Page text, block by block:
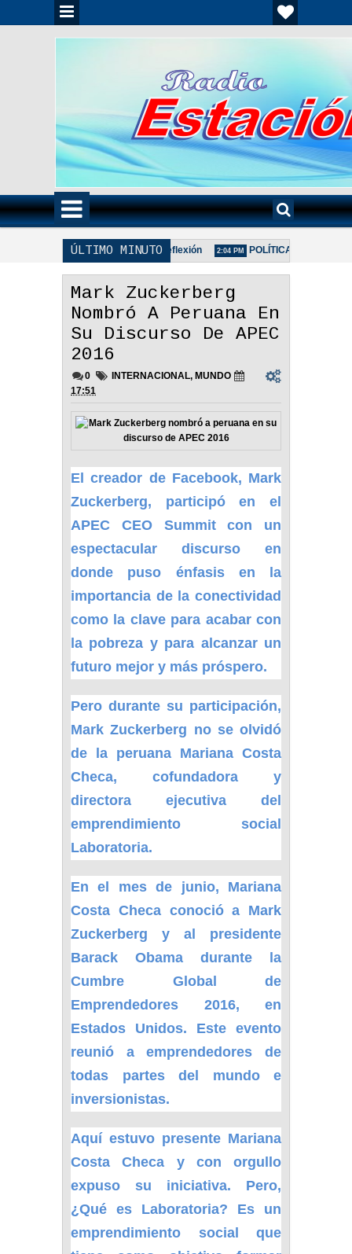
ÚLTIMO MINUTO
Regala Una Sonrisa - Reflexión 2:04 PM POLÍTICA DE PRIVACIDAD
Mark Zuckerberg
Nombró A Peruana En
Su Discurso De APEC
2016
0 INTERNACIONAL, MUNDO
17:51
El creador de Facebook, Mark
Zuckerberg, participó en el
APEC CEO Summit con un
espectacular discurso en
donde puso énfasis en la
importancia de la conectividad
como la clave para acabar con
la pobreza y para alcanzar un
futuro mejor y más próspero.
Pero durante su participación,
Mark Zuckerberg no se olvidó
de la peruana Mariana Costa
Checa, cofundadora y
directora ejecutiva del
emprendimiento social
Laboratoria.
En el mes de junio, Mariana
Costa Checa conoció a Mark
Zuckerberg y al presidente
Barack Obama durante la
Cumbre Global de
Emprendedores 2016, en
Estados Unidos. Este evento
reunió a emprendedores de
todas partes del mundo e
inversionistas.
Aquí estuvo presente Mariana
Costa Checa y con orgullo
expuso su iniciativa. Pero,
¿Qué es Laboratoria? Es un
emprendimiento social que